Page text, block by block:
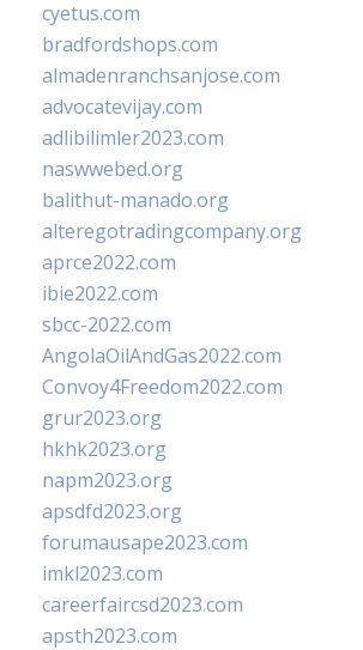
cyetus.com
bradfordshops.com
almadenranchsanjose.com
advocatevijay.com
adlibilimler2023.com
naswwebed.org
balithut-manado.org
alteregotradingcompany.org
aprce2022.com
ibie2022.com
sbcc-2022.com
AngolaOilAndGas2022.com
Convoy4Freedom2022.com
grur2023.org
hkhk2023.org
napm2023.org
apsdfd2023.org
forumausape2023.com
imkl2023.com
careerfaircsd2023.com
apsth2023.com